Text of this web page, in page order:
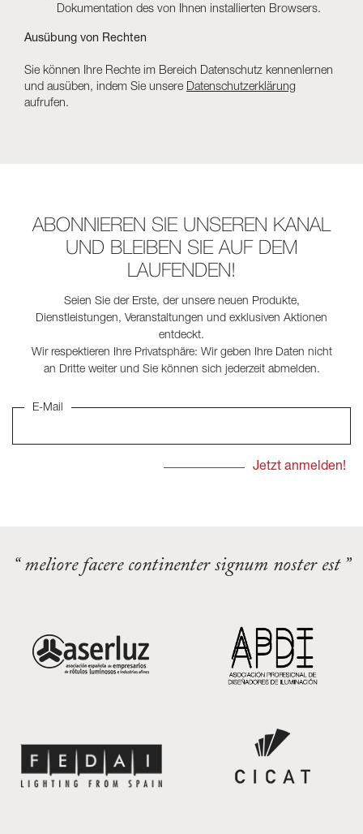
Dokumentation des von Ihnen installierten Browsers.
Ausübung von Rechten
Sie können Ihre Rechte im Bereich Datenschutz kennenlernen
und ausüben, indem Sie unsere Datenschutzerklärung
aufrufen.
ABONNIEREN SIE UNSEREN KANAL
UND BLEIBEN SIE AUF DEM
LAUFENDEN!
Seien Sie der Erste, der unsere neuen Produkte,
Dienstleistungen, Veranstaltungen und exklusiven Aktionen
entdeckt.
Wir respektieren Ihre Privatsphäre: Wir geben Ihre Daten nicht
an Dritte weiter und Sie können sich jederzeit abmelden.
E-Mail
“ meliore facere continenter signum noster est ”